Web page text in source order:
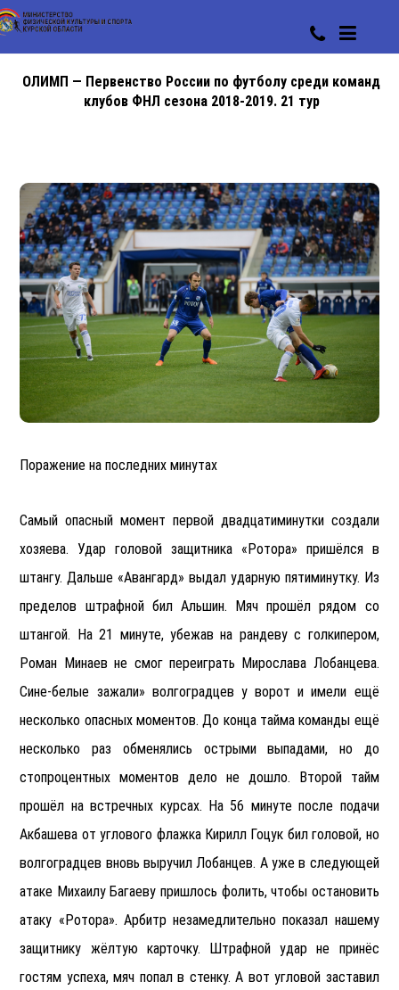
ОЛИМП — Первенство России по футболу среди команд
клубов ФНЛ сезона 2018-2019. 21 тур
Поражение на последних минутах
Самый опасный момент первой двадцатиминутки создали
хозяева. Удар головой защитника «Ротора» пришёлся в
штангу. Дальше «Авангард» выдал ударную пятиминутку. Из
пределов штрафной бил Альшин. Мяч прошёл рядом со
штангой. На 21 минуте, убежав на рандеву с голкипером,
Роман Минаев не смог переиграть Мирослава Лобанцева.
Сине-белые зажали» волгоградцев у ворот и имели ещё
несколько опасных моментов. До конца тайма команды ещё
несколько раз обменялись острыми выпадами, но до
стопроцентных моментов дело не дошло. Второй тайм
прошёл на встречных курсах. На 56 минуте после подачи
Акбашева от углового флажка Кирилл Гоцук бил головой, но
волгоградцев вновь выручил Лобанцев. А уже в следующей
атаке Михаилу Багаеву пришлось фолить, чтобы остановить
атаку «Ротора». Арбитр незамедлительно показал нашему
защитнику жёлтую карточку. Штрафной удар не принёс
гостям успеха, мяч попал в стенку. А вот угловой заставил